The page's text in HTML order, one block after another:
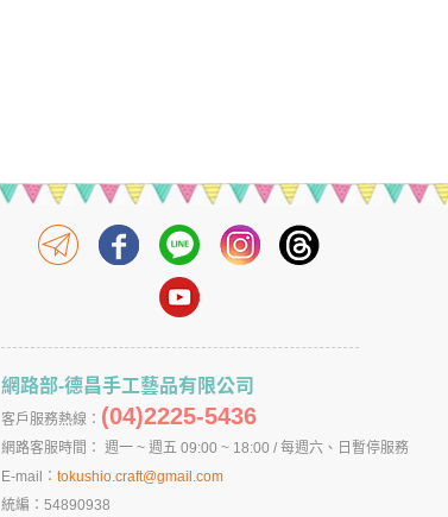
網路部-德昌手工藝品有限公司
客戶服務熱線： (04)2225-5436
網路客服時間： 週一 ~ 週五 09:00 ~ 18:00 / 每週六、日暫停服務
E-mail： tokushio.craft@gmail.com
統編：54890938